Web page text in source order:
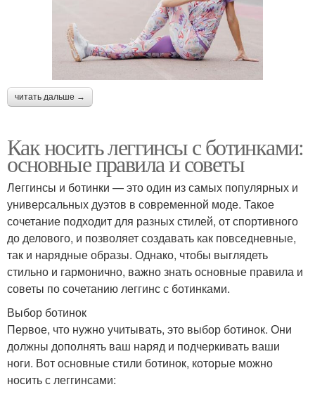
читать дальше →
Как носить леггинсы с ботинками:
основные правила и советы
Леггинсы и ботинки — это один из самых популярных и
универсальных дуэтов в современной моде. Такое
сочетание подходит для разных стилей, от спортивного
до делового, и позволяет создавать как повседневные,
так и нарядные образы. Однако, чтобы выглядеть
стильно и гармонично, важно знать основные правила и
советы по сочетанию леггинс с ботинками.
Выбор ботинок
Первое, что нужно учитывать, это выбор ботинок. Они
должны дополнять ваш наряд и подчеркивать ваши
ноги. Вот основные стили ботинок, которые можно
носить с леггинсами: